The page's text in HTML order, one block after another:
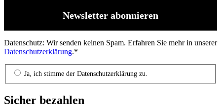
Datenschutz: Wir senden keinen Spam. Erfahren Sie mehr in unserer
Datenschutzerklärung.*
Ja, ich stimme der Datenschutzerklärung zu.
Sicher bezahlen